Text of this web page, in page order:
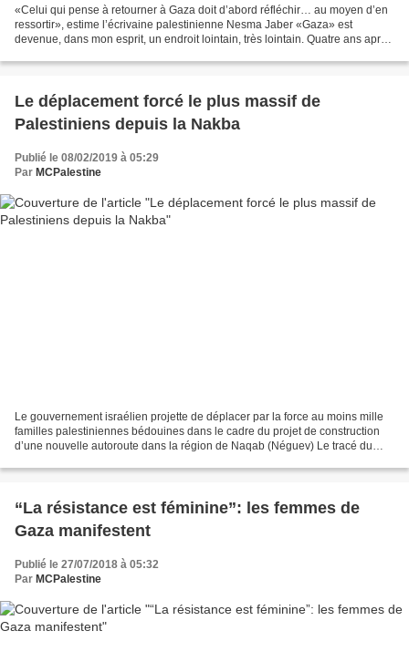
«Celui qui pense à retourner à Gaza doit d’abord réfléchir… au moyen d’en
ressortir», estime l’écrivaine palestinienne Nesma Jaber «Gaza» est
devenue, dans mon esprit, un endroit lointain, très lointain. Quatre ans après
Le déplacement forcé le plus massif de
Palestiniens depuis la Nakba
Publié le 08/02/2019 à 05:29
Par MCPalestine
Le gouvernement israélien projette de déplacer par la force au moins mille
familles palestiniennes bédouines dans le cadre du projet de construction
d’une nouvelle autoroute dans la région de Naqab (Néguev) Le tracé du
“La résistance est féminine”: les femmes de
Gaza manifestent
Publié le 27/07/2018 à 05:32
Par MCPalestine